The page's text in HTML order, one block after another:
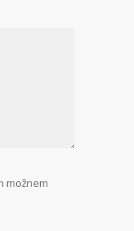
možnem